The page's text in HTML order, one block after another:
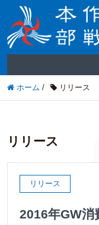
ホーム / リリース
リリース
リリース
2016年GW